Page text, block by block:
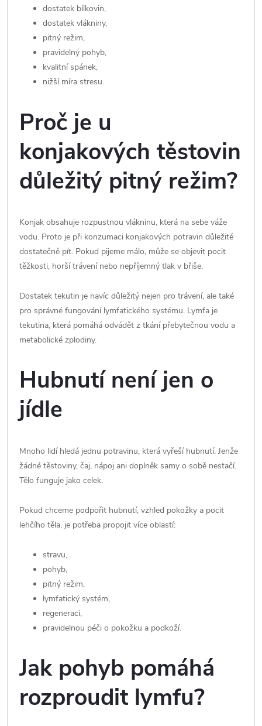
dostatek bílkovin,
dostatek vlákniny,
pitný režim,
pravidelný pohyb,
kvalitní spánek,
nižší míra stresu.
Proč je u
konjakových těstovin
důležitý pitný režim?
Konjak obsahuje rozpustnou vlákninu, která na sebe váže
vodu. Proto je při konzumaci konjakových potravin důležité
dostatečně pít. Pokud pijeme málo, může se objevit pocit
těžkosti, horší trávení nebo nepříjemný tlak v břiše.
Dostatek tekutin je navíc důležitý nejen pro trávení, ale také
pro správné fungování lymfatického systému. Lymfa je
tekutina, která pomáhá odvádět z tkání přebytečnou vodu a
metabolické zplodiny.
Hubnutí není jen o
jídle
Mnoho lidí hledá jednu potravinu, která vyřeší hubnutí. Jenže
žádné těstoviny, čaj, nápoj ani doplněk samy o sobě nestačí.
Tělo funguje jako celek.
Pokud chceme podpořit hubnutí, vzhled pokožky a pocit
lehčího těla, je potřeba propojit více oblastí:
stravu,
pohyb,
pitný režim,
lymfatický systém,
regeneraci,
pravidelnou péči o pokožku a podkoží.
Jak pohyb pomáhá
rozproudit lymfu?